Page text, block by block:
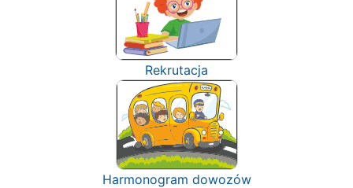
Rekrutacja
Harmonogram dowozów